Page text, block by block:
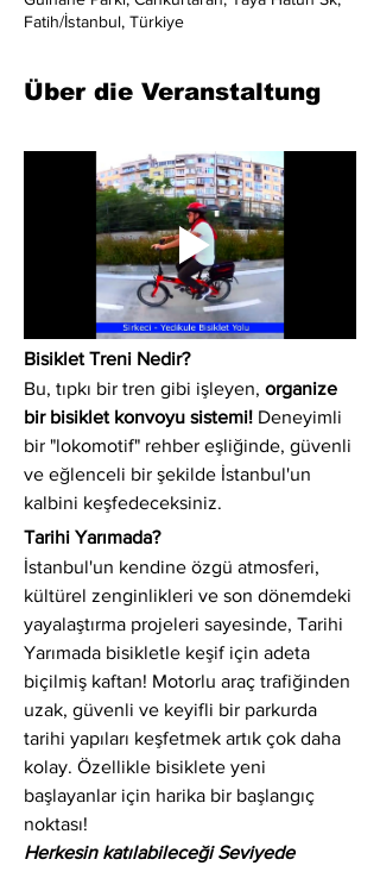
Fatih/İstanbul, Türkiye
Über die Veranstaltung
Bisiklet Treni Nedir?
Bu, tıpkı bir tren gibi işleyen, organize
bir bisiklet konvoyu sistemi! Deneyimli
bir "lokomotif" rehber eşliğinde, güvenli
ve eğlenceli bir şekilde İstanbul'un
kalbini keşfedeceksiniz.
Tarihi Yarımada?
İstanbul'un kendine özgü atmosferi,
kültürel zenginlikleri ve son dönemdeki
yayalaştırma projeleri sayesinde, Tarihi
Yarımada bisikletle keşif için adeta
biçilmiş kaftan! Motorlu araç trafiğinden
uzak, güvenli ve keyifli bir parkurda
tarihi yapıları keşfetmek artık çok daha
kolay. Özellikle bisiklete yeni
başlayanlar için harika bir başlangıç
noktası!
Herkesin katılabileceği Seviyede